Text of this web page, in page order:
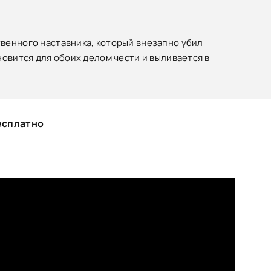
наставника, который внезапно убил
для обоих делом чести и выливается в